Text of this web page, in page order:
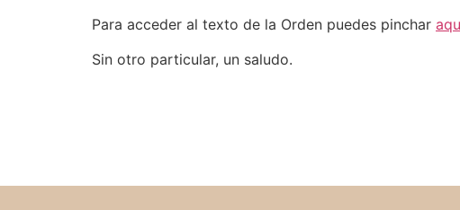
Para acceder al texto de la Orden puedes pinchar
Sin otro particular, un saludo.